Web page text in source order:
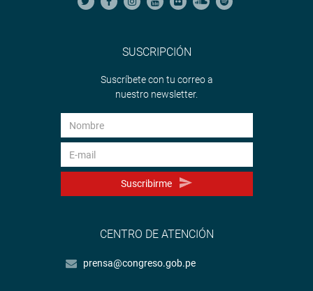
SUSCRIPCIÓN
Suscríbete con tu correo a
nuestro newsletter.
Suscribirme
CENTRO DE ATENCIÓN
prensa@congreso.gob.pe